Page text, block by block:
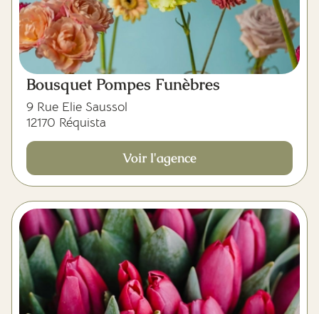
Bousquet Pompes Funèbres
9 Rue Elie Saussol
12170 Réquista
Voir l'agence